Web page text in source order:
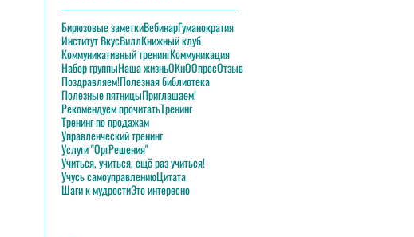
Бирюзовые заметкиВебинарГуманократия
Институт ВкусВиллКнижный клуб
Коммуникативный тренингКоммуникация
Набор группыНаша жизньОКнООпросОтзыв
Поздравляем!Полезная библиотека
Полезные пятницыПриглашаем!
Рекомендуем прочитатьТренинг
Тренинг по продажам
Управленческий тренинг
Услуги "ОргРешения"
Учиться, учиться, ещё раз учиться!
Учусь самоуправлениюЦитата
Шаги к мудростиЭто интересно